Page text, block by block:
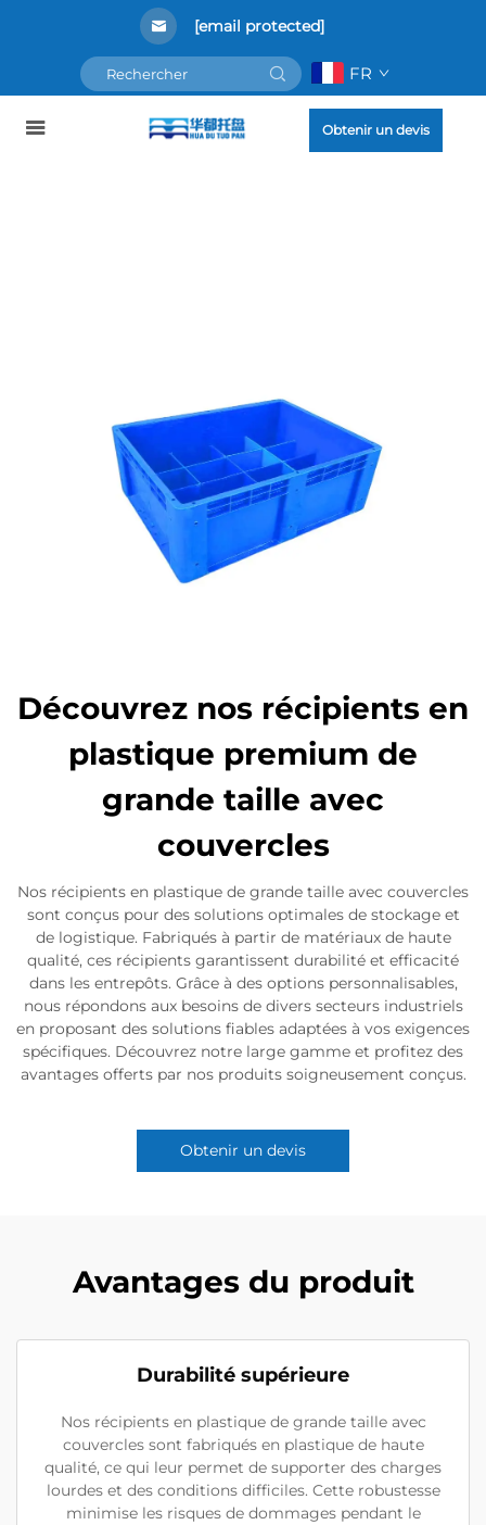
[email protected]
FR
Obtenir un devis
Découvrez nos récipients en
plastique premium de
grande taille avec
couvercles
Nos récipients en plastique de grande taille avec couvercles
sont conçus pour des solutions optimales de stockage et
de logistique. Fabriqués à partir de matériaux de haute
qualité, ces récipients garantissent durabilité et efficacité
dans les entrepôts. Grâce à des options personnalisables,
nous répondons aux besoins de divers secteurs industriels
en proposant des solutions fiables adaptées à vos exigences
spécifiques. Découvrez notre large gamme et profitez des
avantages offerts par nos produits soigneusement conçus.
Obtenir un devis
Avantages du produit
Durabilité supérieure
Nos récipients en plastique de grande taille avec
couvercles sont fabriqués en plastique de haute
qualité, ce qui leur permet de supporter des charges
lourdes et des conditions difficiles. Cette robustesse
minimise les risques de dommages pendant le